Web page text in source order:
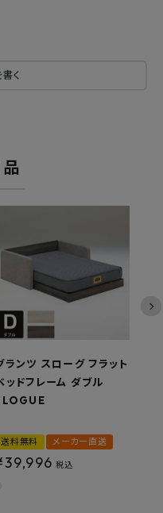
く
ランツ スローグ フラット
ッドフレーム ダブル
送料無料 メーカー直送
39,996 税込